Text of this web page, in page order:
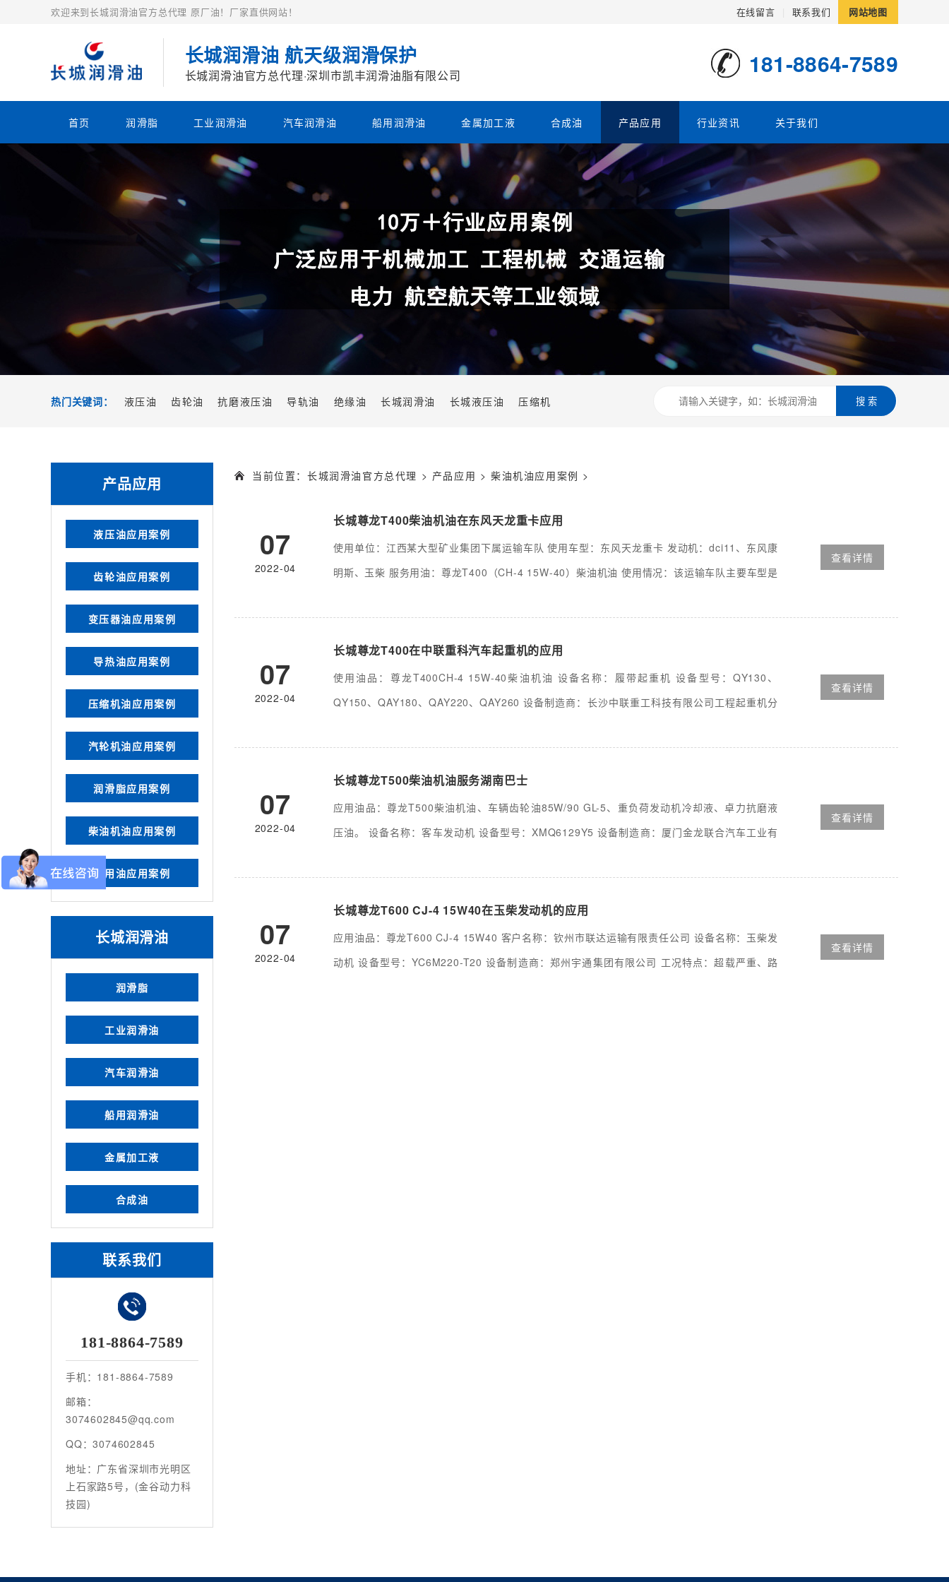
在线留言 联系我们 网站地图
欢迎来到长城润滑油官方总代理 原厂油！厂家直供网站！
长城润滑油 航天级润滑保护
长城润滑油官方总代理·深圳市凯丰润滑油脂有限公司 181-8864-7589
首页 润滑脂 工业润滑油 汽车润滑油 船用润滑油 金属加工液 合成油 产品应用 行业资讯 关于我们
热门关键词： 液压油 齿轮油 抗磨液压油 导轨油 绝缘油 长城润滑油 长城液压油 压缩机 搜 索
产品应用
液压油应用案例
齿轮油应用案例
变压器油应用案例
导热油应用案例
压缩机油应用案例
汽轮机油应用案例
润滑脂应用案例
柴油机油应用案例
船用油应用案例
长城润滑油
润滑脂
工业润滑油
汽车润滑油
船用润滑油
金属加工液
合成油
联系我们
181-8864-7589
手机：181-8864-7589
邮箱：
3074602845@qq.com
QQ：3074602845
地址：广东省深圳市光明区
上石家路5号，(金谷动力科
技园)
当前位置： 长城润滑油官方总代理 > 产品应用 >柴油机油应用案例 >
查看详情
07
2022-04
长城尊龙T400柴油机油在东风天龙重卡应用
使用单位：江西某大型矿业集团下属运输车队 使用车型：东风天龙重卡 发动机：dci11、东风康
明斯、玉柴 服务用油：尊龙T400（CH-4 15W-40）柴油机油 使用情况：该运输车队主要车型是
查看详情
07
2022-04
长城尊龙T400在中联重科汽车起重机的应用
使用油品：尊龙T400CH-4 15W-40柴油机油 设备名称：履带起重机 设备型号：QY130、
QY150、QAY180、QAY220、QAY260 设备制造商：长沙中联重工科技有限公司工程起重机分
查看详情
07
2022-04
长城尊龙T500柴油机油服务湖南巴士
应用油品：尊龙T500柴油机油、车辆齿轮油85W/90 GL-5、重负荷发动机冷却液、卓力抗磨液
压油。 设备名称：客车发动机 设备型号：XMQ6129Y5 设备制造商：厦门金龙联合汽车工业有
查看详情
07
2022-04
长城尊龙T600 CJ-4 15W40在玉柴发动机的应用
应用油品：尊龙T600 CJ-4 15W40 客户名称：钦州市联达运输有限责任公司 设备名称：玉柴发
动机 设备型号：YC6M220-T20 设备制造商：郑州宇通集团有限公司 工况特点：超载严重、路